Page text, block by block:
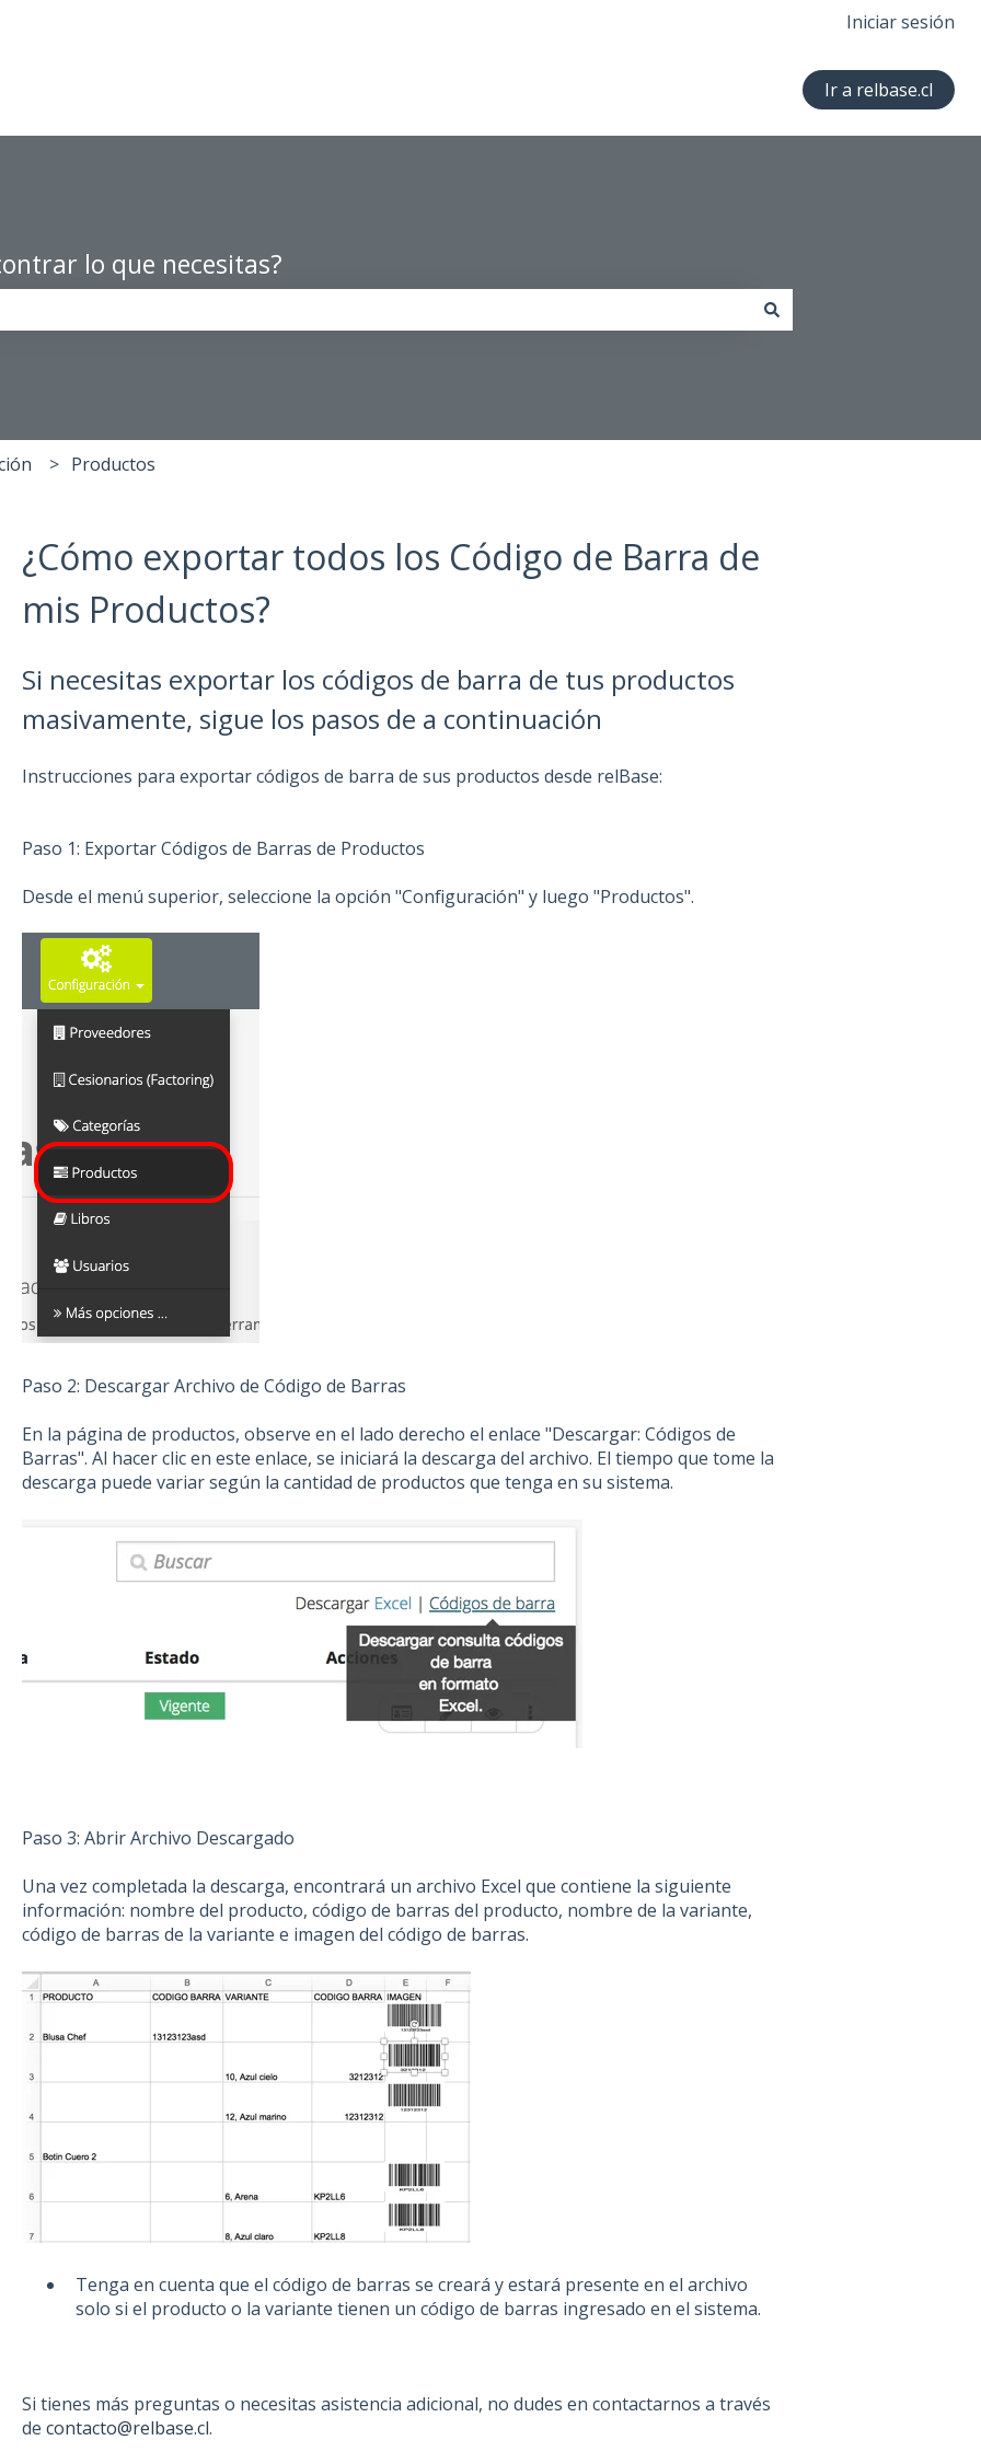
Iniciar sesión
Ir a relbase.cl
lo que necesitas?
Productos
¿Cómo exportar todos los Código de Barra de
mis Productos?
Si necesitas exportar los códigos de barra de tus productos
masivamente, sigue los pasos de a continuación
Instrucciones para exportar códigos de barra de sus productos desde relBase:
Paso 1: Exportar Códigos de Barras de Productos
Desde el menú superior, seleccione la opción "Configuración" y luego "Productos".
Paso 2: Descargar Archivo de Código de Barras
En la página de productos, observe en el lado derecho el enlace "Descargar: Códigos de
Barras". Al hacer clic en este enlace, se iniciará la descarga del archivo. El tiempo que tome la
descarga puede variar según la cantidad de productos que tenga en su sistema.
Paso 3: Abrir Archivo Descargado
Una vez completada la descarga, encontrará un archivo Excel que contiene la siguiente
información: nombre del producto, código de barras del producto, nombre de la variante,
código de barras de la variante e imagen del código de barras.
Tenga en cuenta que el código de barras se creará y estará presente en el archivo
solo si el producto o la variante tienen un código de barras ingresado en el sistema.
Si tienes más preguntas o necesitas asistencia adicional, no dudes en contactarnos a través
de contacto@relbase.cl.